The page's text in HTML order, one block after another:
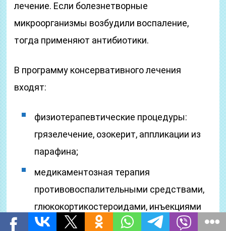
лечение. Если болезнетворные
микроорганизмы возбудили воспаление,
тогда применяют антибиотики.
В программу консервативного лечения
входят:
физиотерапевтические процедуры:
грязелечение, озокерит, аппликации из
парафина;
медикаментозная терапия
противовоспалительными средствами,
глюкокортикостероидами, инъекциями
Гидрокортизона непосредственно в